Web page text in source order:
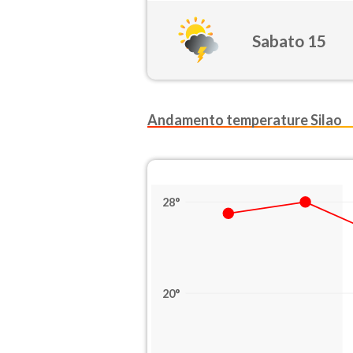
Sabato 15
Andamento temperature Silao
28°
20°